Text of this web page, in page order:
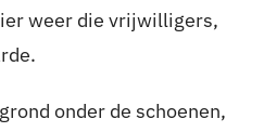
weer die vrijwilligers,
onder de schoenen,